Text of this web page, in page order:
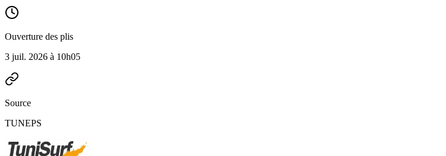
Ouverture des plis
3 juil. 2026 à 10h05
Source
TUNEPS